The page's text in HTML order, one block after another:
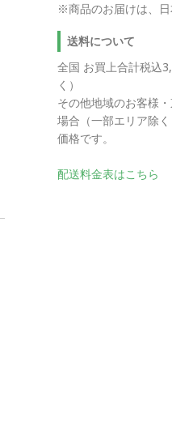
※商品のお届けは、日
送料について
全国 お買上合計税込
く）
その他地域のお客様
場合（一部エリア除
価格です。
配送料金表はこちら